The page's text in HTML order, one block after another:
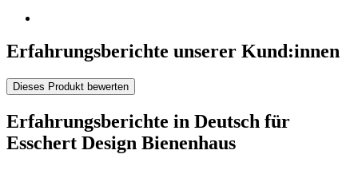
Erfahrungsberichte unserer Kund:innen
Dieses Produkt bewerten
Erfahrungsberichte in Deutsch für
Esschert Design Bienenhaus